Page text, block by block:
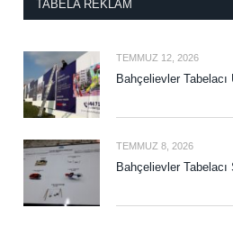
TABELA REKLAM
TEMMUZ 12, 2026
Bahçelievler
TEMMUZ 8, 2026
Bahçelievler Tabelacı